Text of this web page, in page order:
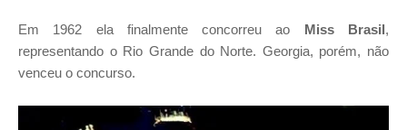
Em 1962 ela finalmente concorreu ao Miss Brasil,
representando o Rio Grande do Norte. Georgia, porém, não
venceu o concurso.